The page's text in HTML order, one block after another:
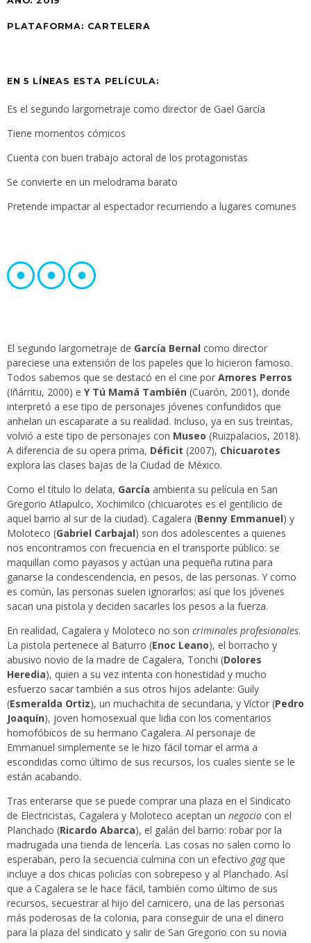
PLATAFORMA: CARTELERA
EN 5 LÍNEAS ESTA PELÍCULA:
Es el segundo largometraje como director de Gael García
Tiene momentos cómicos
Cuenta con buen trabajo actoral de los protagonistas
Se convierte en un melodrama barato
Pretende impactar al espectador recurriendo a lugares comunes
El segundo largometraje de García Bernal como director
pareciese una extensión de los papeles que lo hicieron famoso.
Todos sabemos que se destacó en el cine por Amores Perros
(Iñárritu, 2000) e Y Tú Mamá También (Cuarón, 2001), donde
interpretó a ese tipo de personajes jóvenes confundidos que
anhelan un escaparate a su realidad. Incluso, ya en sus treintas,
volvió a este tipo de personajes con Museo (Ruizpalacios, 2018).
A diferencia de su opera prima, Déficit (2007), Chicuarotes
explora las clases bajas de la Ciudad de México.
Como el título lo delata, García ambienta su película en San
Gregorio Atlapulco, Xochimilco (chicuarotes es el gentilicio de
aquel barrio al sur de la ciudad). Cagalera (Benny Emmanuel) y
Moloteco (Gabriel Carbajal) son dos adolescentes a quienes
nos encontramos con frecuencia en el transporte público: se
maquillan como payasos y actúan una pequeña rutina para
ganarse la condescendencia, en pesos, de las personas. Y como
es común, las personas suelen ignorarlos; así que los jóvenes
sacan una pistola y deciden sacarles los pesos a la fuerza.
En realidad, Cagalera y Moloteco no son criminales profesionales.
La pistola pertenece al Baturro (Enoc Leano), el borracho y
abusivo novio de la madre de Cagalera, Tonchi (Dolores
Heredia), quien a su vez intenta con honestidad y mucho
esfuerzo sacar también a sus otros hijos adelante: Guily
(Esmeralda Ortiz), un muchachita de secundaria, y Víctor (Pedro
Joaquín), joven homosexual que lidia con los comentarios
homofóbicos de su hermano Cagalera. Al personaje de
Emmanuel simplemente se le hizo fácil tomar el arma a
escondidas como último de sus recursos, los cuales siente se le
están acabando.
Tras enterarse que se puede comprar una plaza en el Sindicato
de Electricistas, Cagalera y Moloteco aceptan un negocio con el
Planchado (Ricardo Abarca), el galán del barrio: robar por la
madrugada una tienda de lencería. Las cosas no salen como lo
esperaban, pero la secuencia culmina con un efectivo gagque
incluye a dos chicas policías con sobrepeso y al Planchado. Así
que a Cagalera se le hace fácil, también como último de sus
recursos, secuestrar al hijo del carnicero, una de las personas
más poderosas de la colonia, para conseguir de una el dinero
para la plaza del sindicato y salir de San Gregorio con su novia